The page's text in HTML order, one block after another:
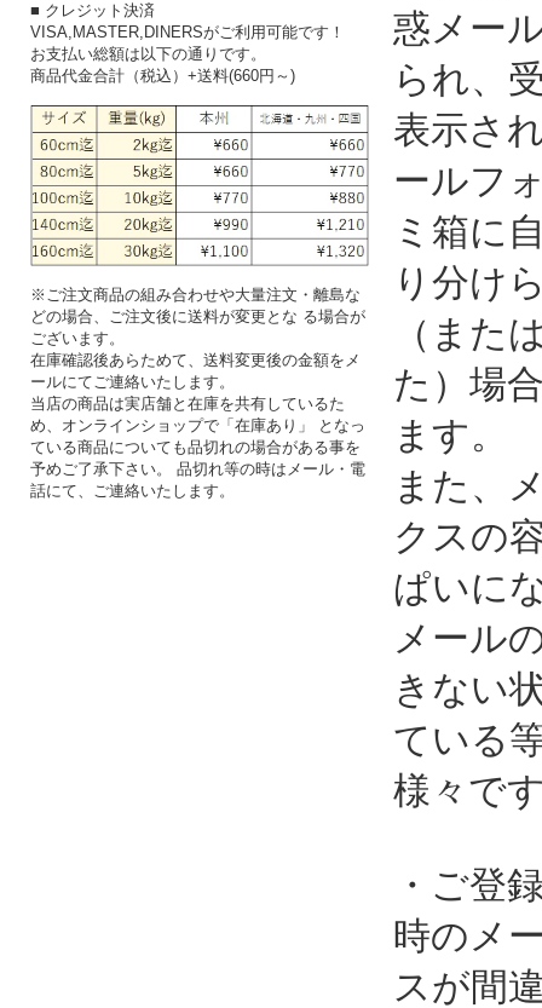
■ クレジット決済
VISA,MASTER,DINERSがご利用可能です！
お支払い総額は以下の通りです。
商品代金合計（税込）+送料(660円～)
※ご注文商品の組み合わせや大量注文・離島な
どの場合、ご注文後に送料が変更とな る場合が
ございます。
在庫確認後あらためて、送料変更後の金額をメ
ールにてご連絡いたします。
当店の商品は実店舗と在庫を共有しているた
め、オンラインショップで「在庫あり」 となっ
ている商品についても品切れの場合がある事を
予めご了承下さい。 品切れ等の時はメール・電
話にて、ご連絡いたします。
惑メー
られ、
表示さ
ールフ
ミ箱に
り分け
（また
た）場
ます。
また、
クスの
ぱいに
メール
きない
ている
様々で
・ご登
時のメ
スが間